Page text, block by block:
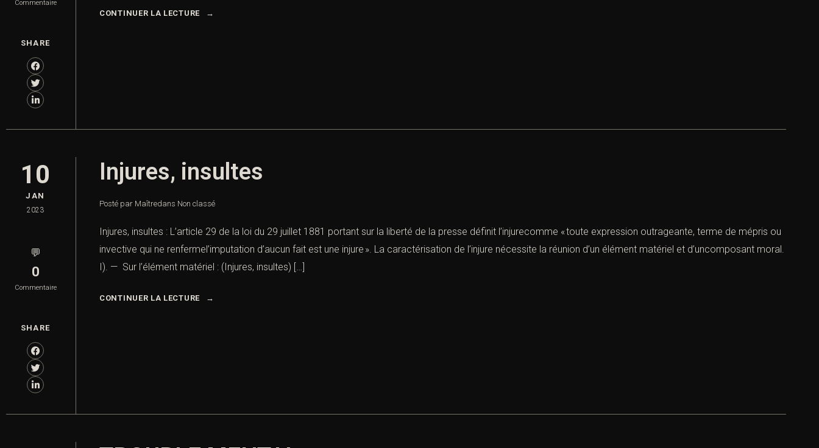
Commentaire
SHARE
CONTINUER LA LECTURE
10
JAN
2023
💬
0
Commentaire
SHARE
Injures, insultes
Posté par Maîtredans Non classé
Injures, insultes : L’article 29 de la loi du 29 juillet 1881 portant sur la liberté de la presse définit l’injurecomme « toute expression outrageante, terme de mépris ou
invective qui ne renfermel’imputation d’aucun fait est une injure ». La caractérisation de l’injure nécessite la réunion d’un élément matériel et d’uncomposant moral.
I). — Sur l’élément matériel : (Injures, insultes) […]
CONTINUER LA LECTURE
Vous recherchez un avocat spécialisé en droit pénal ? Laissez-nous vos coordonnées et nous vous
Nom * Email *